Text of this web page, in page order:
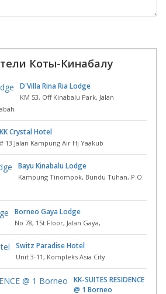
Коты-Кинабалу
D'Villa Rina Ria Lodge
KM 53, Off Kinabalu Park, Jalan
KK Crystal Hotel
# 13 Jalan Kampung Air Hj Yaakub
Bayu Kinabalu Lodge
Kampung Tinompok, Bundu Tuhan, P.O.
Borneo Gaya Lodge
No 78, 1St Floor, Jalan Gaya,
Switz Paradise Hotel
Unit 3-11, Kompleks Asia City
KK-SUITES RESIDENCE
@ 1 Borneo